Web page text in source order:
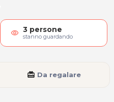
visibility 3 persone
stanno guardando
card_giftcard Da regalare